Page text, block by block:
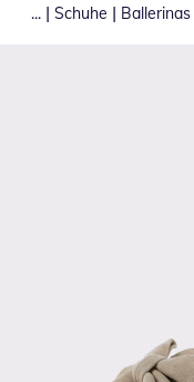
... | Schuhe | Ballerinas